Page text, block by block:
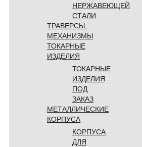
НЕРЖАВЕЮЩЕЙ
СТАЛИ
ТРАВЕРСЫ,
МЕХАНИЗМЫ
ТОКАРНЫЕ
ИЗДЕЛИЯ
ТОКАРНЫЕ
ИЗДЕЛИЯ
ПОД
ЗАКАЗ
МЕТАЛЛИЧЕСКИЕ
КОРПУСА
КОРПУСА
ДЛЯ